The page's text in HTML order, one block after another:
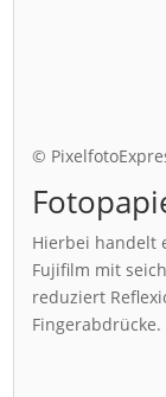
©
Hierbei handelt
Fujifilm mit
reduziert